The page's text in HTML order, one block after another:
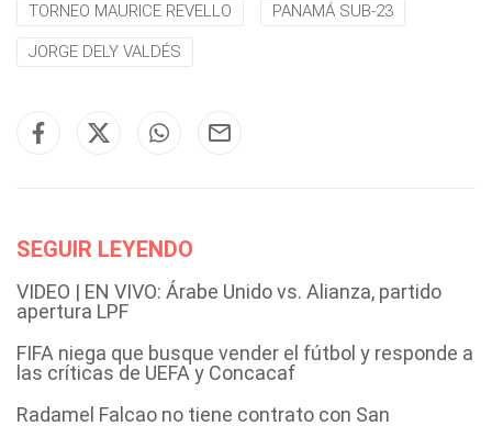
TORNEO MAURICE REVELLO PANAMÁ SUB-23
JORGE DELY VALDÉS
SEGUIR LEYENDO
VIDEO | EN VIVO: Árabe Unido vs. Alianza, partido
apertura LPF
FIFA niega que busque vender el fútbol y responde a
las críticas de UEFA y Concacaf
Radamel Falcao no tiene contrato con San